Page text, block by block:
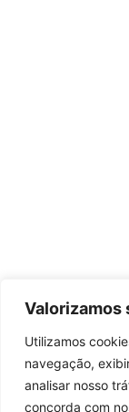
Valorizamos
Utilizamos
navegação,
analisar nosso
concorda com